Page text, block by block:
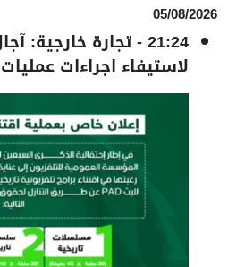
05/08/2026
21:24
-تجارة خارجية:
لاستيفاء اجراءات